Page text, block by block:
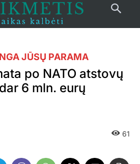
JŪSŲ PARAMA
po NATO atstovų
6 mln. eurų
61